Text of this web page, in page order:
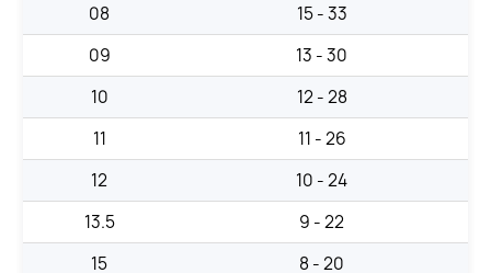
08
15 - 33
09
13 - 30
10
12 - 28
11
11 - 26
12
10 - 24
13.5
9 - 22
15
8 - 20